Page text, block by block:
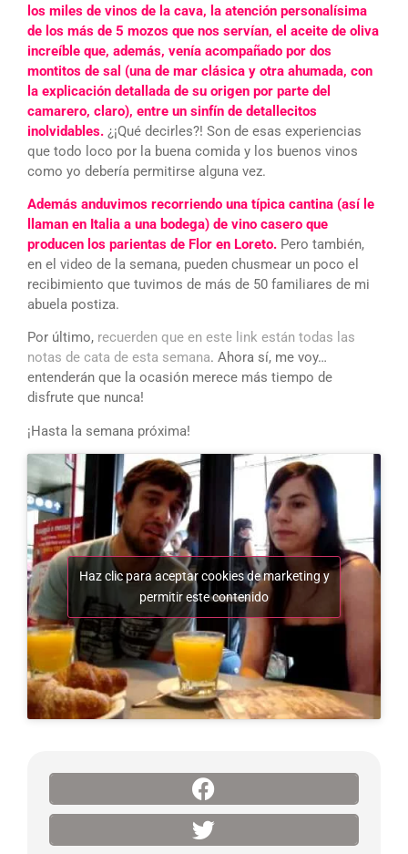
los miles de vinos de la cava, la atención personalísima
de los más de 5 mozos que nos servían, el aceite de oliva
increíble que, además, venía acompañado por dos
montitos de sal (una de mar clásica y otra ahumada, con
la explicación detallada de su origen por parte del
camarero, claro), entre un sinfín de detallecitos
inolvidables. ¿¡Qué decirles?! Son de esas experiencias
que todo loco por la buena comida y los buenos vinos
como yo debería permitirse alguna vez.
Además anduvimos recorriendo una típica cantina (así le
llaman en Italia a una bodega) de vino casero que
producen los parientas de Flor en Loreto. Pero también,
en el video de la semana, pueden chusmear un poco el
recibimiento que tuvimos de más de 50 familiares de mi
abuela postiza.
Por último, recuerden que en este link están todas las
notas de cata de esta semana. Ahora sí, me voy…
entenderán que la ocasión merece más tiempo de
disfrute que nunca!
¡Hasta la semana próxima!
Haz clic para aceptar cookies de marketing y
permitir este contenido